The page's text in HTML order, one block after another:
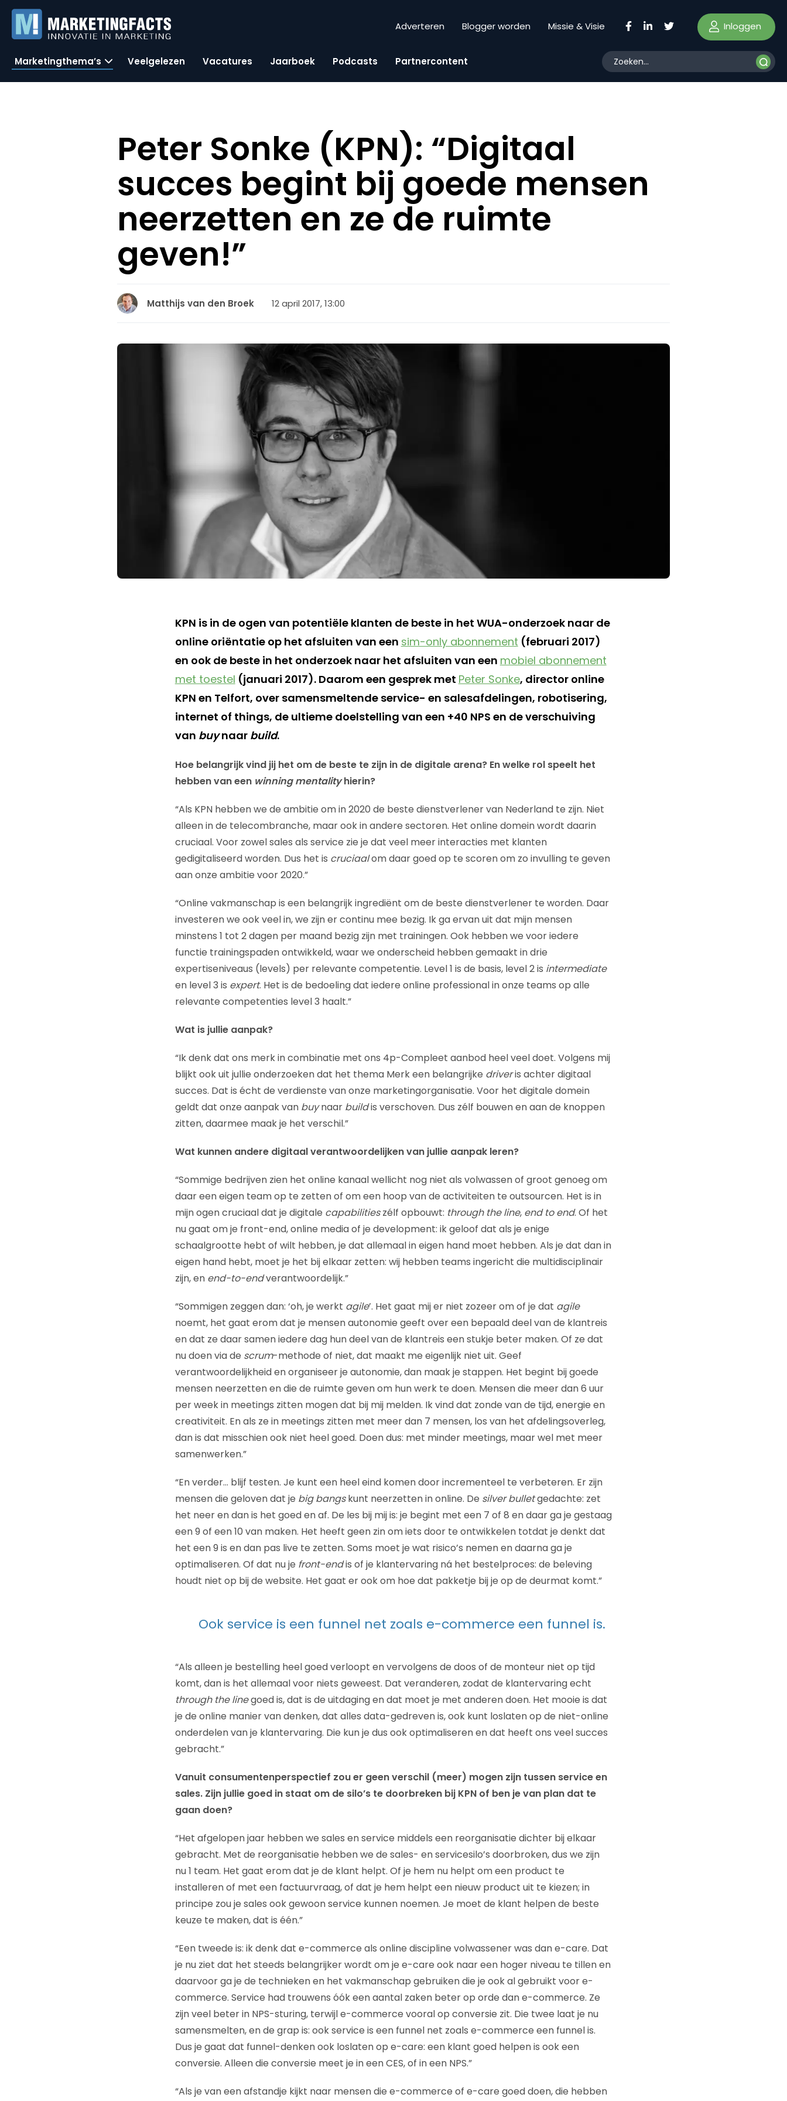
Adverteren Blogger worden Missie & Visie Inloggen
Marketingthema’s Veelgelezen Vacatures Jaarboek Podcasts Partnercontent
Peter Sonke (KPN): “Digitaal
succes begint bij goede mensen
neerzetten en ze de ruimte
geven!”
Matthijs van den Broek 12 april 2017, 13:00
KPN is in de ogen van potentiële klanten de beste in het WUA-onderzoek naar de
online oriëntatie op het afsluiten van een sim-only abonnement (februari 2017)
en ook de beste in het onderzoek naar het afsluiten van een mobiel abonnement
met toestel (januari 2017). Daarom een gesprek met Peter Sonke, director online
KPN en Telfort, over samensmeltende service- en salesafdelingen, robotisering,
internet of things, de ultieme doelstelling van een +40 NPS en de verschuiving
van buynaar build.
Hoe belangrijk vind jij het om de beste te zijn in de digitale arena? En welke rol speelt het
hebben van een winning mentalityhierin?
“Als KPN hebben we de ambitie om in 2020 de beste dienstverlener van Nederland te zijn. Niet
alleen in de telecombranche, maar ook in andere sectoren. Het online domein wordt daarin
cruciaal. Voor zowel sales als service zie je dat veel meer interacties met klanten
gedigitaliseerd worden. Dus het is cruciaalom daar goed op te scoren om zo invulling te geven
aan onze ambitie voor 2020.”
“Online vakmanschap is een belangrijk ingrediënt om de beste dienstverlener te worden. Daar
investeren we ook veel in, we zijn er continu mee bezig. Ik ga ervan uit dat mijn mensen
minstens 1 tot 2 dagen per maand bezig zijn met trainingen. Ook hebben we voor iedere
functie trainingspaden ontwikkeld, waar we onderscheid hebben gemaakt in drie
expertiseniveaus (levels) per relevante competentie. Level 1 is de basis, level 2 is intermediate
en level 3 is expert. Het is de bedoeling dat iedere online professional in onze teams op alle
relevante competenties level 3 haalt.”
Wat is jullie aanpak?
“Ik denk dat ons merk in combinatie met ons 4p-Compleet aanbod heel veel doet. Volgens mij
blijkt ook uit jullie onderzoeken dat het thema Merk een belangrijke driveris achter digitaal
succes. Dat is écht de verdienste van onze marketingorganisatie. Voor het digitale domein
geldt dat onze aanpak van buynaar buildis verschoven. Dus zélf bouwen en aan de knoppen
zitten, daarmee maak je het verschil.”
Wat kunnen andere digitaal verantwoordelijken van jullie aanpak leren?
“Sommige bedrijven zien het online kanaal wellicht nog niet als volwassen of groot genoeg om
daar een eigen team op te zetten of om een hoop van de activiteiten te outsourcen. Het is in
mijn ogen cruciaal dat je digitale capabilitieszélf opbouwt: through the line, end to end. Of het
nu gaat om je front-end, online media of je development: ik geloof dat als je enige
schaalgrootte hebt of wilt hebben, je dat allemaal in eigen hand moet hebben. Als je dat dan in
eigen hand hebt, moet je het bij elkaar zetten: wij hebben teams ingericht die multidisciplinair
zijn, en end-to-endverantwoordelijk.”
“Sommigen zeggen dan: ‘oh, je werkt agile’. Het gaat mij er niet zozeer om of je dat agile
noemt, het gaat erom dat je mensen autonomie geeft over een bepaald deel van de klantreis
en dat ze daar samen iedere dag hun deel van de klantreis een stukje beter maken. Of ze dat
nu doen via de scrum-methode of niet, dat maakt me eigenlijk niet uit. Geef
verantwoordelijkheid en organiseer je autonomie, dan maak je stappen. Het begint bij goede
mensen neerzetten en die de ruimte geven om hun werk te doen. Mensen die meer dan 6 uur
per week in meetings zitten mogen dat bij mij melden. Ik vind dat zonde van de tijd, energie en
creativiteit. En als ze in meetings zitten met meer dan 7 mensen, los van het afdelingsoverleg,
dan is dat misschien ook niet heel goed. Doen dus: met minder meetings, maar wel met meer
samenwerken.”
“En verder… blijf testen. Je kunt een heel eind komen door incrementeel te verbeteren. Er zijn
mensen die geloven dat je big bangskunt neerzetten in online. De silver bulletgedachte: zet
het neer en dan is het goed en af. De les bij mij is: je begint met een 7 of 8 en daar ga je gestaag
een 9 of een 10 van maken. Het heeft geen zin om iets door te ontwikkelen totdat je denkt dat
het een 9 is en dan pas live te zetten. Soms moet je wat risico’s nemen en daarna ga je
optimaliseren. Of dat nu je front-endis of je klantervaring ná het bestelproces: de beleving
houdt niet op bij de website. Het gaat er ook om hoe dat pakketje bij je op de deurmat komt.”
Ook service is een funnel net zoals e-commerce een funnel is.
“Als alleen je bestelling heel goed verloopt en vervolgens de doos of de monteur niet op tijd
komt, dan is het allemaal voor niets geweest. Dat veranderen, zodat de klantervaring echt
through the linegoed is, dat is de uitdaging en dat moet je met anderen doen. Het mooie is dat
je de online manier van denken, dat alles data-gedreven is, ook kunt loslaten op de niet-online
onderdelen van je klantervaring. Die kun je dus ook optimaliseren en dat heeft ons veel succes
gebracht.”
Vanuit consumentenperspectief zou er geen verschil (meer) mogen zijn tussen service en
sales. Zijn jullie goed in staat om de silo’s te doorbreken bij KPN of ben je van plan dat te
gaan doen?
“Het afgelopen jaar hebben we sales en service middels een reorganisatie dichter bij elkaar
gebracht. Met de reorganisatie hebben we de sales- en servicesilo’s doorbroken, dus we zijn
nu 1 team. Het gaat erom dat je de klant helpt. Of je hem nu helpt om een product te
installeren of met een factuurvraag, of dat je hem helpt een nieuw product uit te kiezen; in
principe zou je sales ook gewoon service kunnen noemen. Je moet de klant helpen de beste
keuze te maken, dat is één.”
“Een tweede is: ik denk dat e-commerce als online discipline volwassener was dan e-care. Dat
je nu ziet dat het steeds belangrijker wordt om je e-care ook naar een hoger niveau te tillen en
daarvoor ga je de technieken en het vakmanschap gebruiken die je ook al gebruikt voor e-
commerce. Service had trouwens óók een aantal zaken beter op orde dan e-commerce. Ze
zijn veel beter in NPS-sturing, terwijl e-commerce vooral op conversie zit. Die twee laat je nu
samensmelten, en de grap is: ook service is een funnel net zoals e-commerce een funnel is.
Dus je gaat dat funnel-denken ook loslaten op e-care: een klant goed helpen is ook een
conversie. Alleen die conversie meet je in een CES, of in een NPS.”
“Als je van een afstandje kijkt naar mensen die e-commerce of e-care goed doen, die hebben